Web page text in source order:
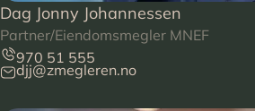
Dag Jonny Johannessen
Partner/Eiendomsmegler MNEF
970 51 555
djj@zmegleren.no